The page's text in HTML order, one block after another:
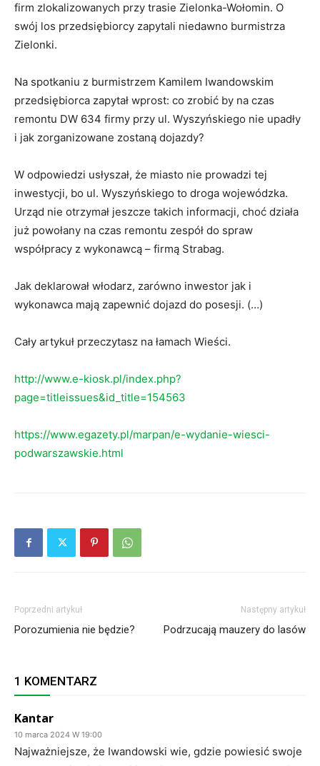
firm zlokalizowanych przy trasie Zielonka-Wołomin. O
swój los przedsiębiorcy zapytali niedawno burmistrza
Zielonki.
Na spotkaniu z burmistrzem Kamilem Iwandowskim
przedsiębiorca zapytał wprost: co zrobić by na czas
remontu DW 634 firmy przy ul. Wyszyńskiego nie upadły
i jak zorganizowane zostaną dojazdy?
W odpowiedzi usłyszał, że miasto nie prowadzi tej
inwestycji, bo ul. Wyszyńskiego to droga wojewódzka.
Urząd nie otrzymał jeszcze takich informacji, choć działa
już powołany na czas remontu zespół do spraw
współpracy z wykonawcą – firmą Strabag.
Jak deklarował włodarz, zarówno inwestor jak i
wykonawca mają zapewnić dojazd do posesji. (…)
Cały artykuł przeczytasz na łamach Wieści.
http://www.e-kiosk.pl/index.php?
page=titleissues&id_title=154563
https://www.egazety.pl/marpan/e-wydanie-wiesci-
podwarszawskie.html
Poprzedni artykuł
Porozumienia nie będzie?
Następny artykuł
Podrzucają mauzery do lasów
1 KOMENTARZ
Kantar
10 marca 2024 W 19:00
Najważniejsze, że Iwandowski wie, gdzie powiesić swoje